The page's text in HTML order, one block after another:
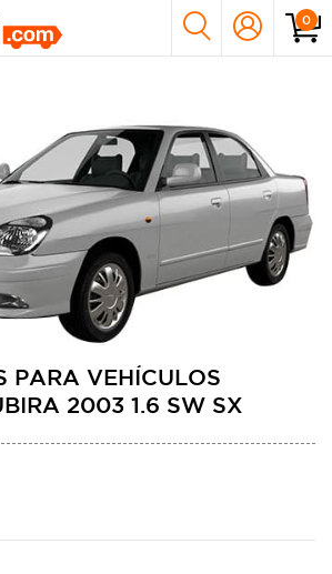
0
PARA VEHÍCULOS
2003 1.6 SW SX